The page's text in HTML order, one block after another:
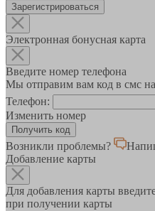
Зарегистрироваться
Электронная бонусная карта
Введите номер телефона
Мы отправим вам код в смс
Телефон:
Изменить номер
Возникли проблемы?
Добавление карты
Для добавления карты
при получении карты